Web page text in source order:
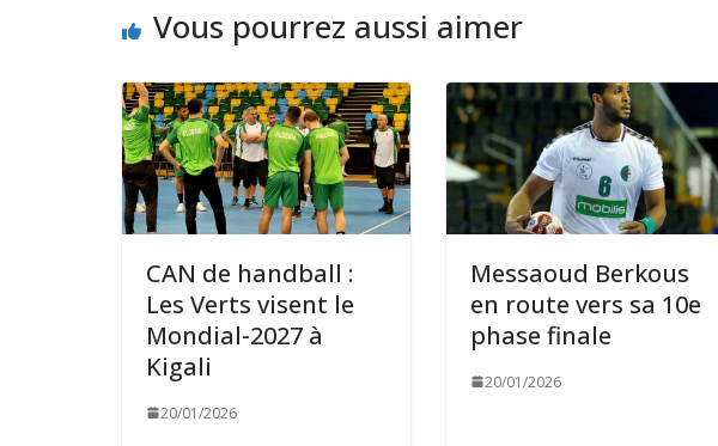
Vous pourrez aussi aimer
CAN de handball :
Les Verts visent le
Mondial-2027 à
Kigali
20/01/2026
Messaoud Berkous
en route vers sa 10e
phase finale
20/01/2026